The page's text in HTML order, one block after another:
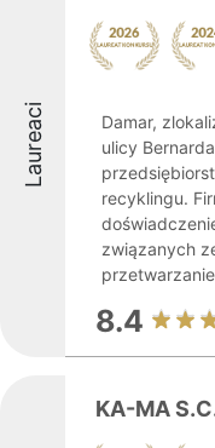
Laureaci
Damar,
ulicy
recyklingu.
związanych
8.4
KA-MA